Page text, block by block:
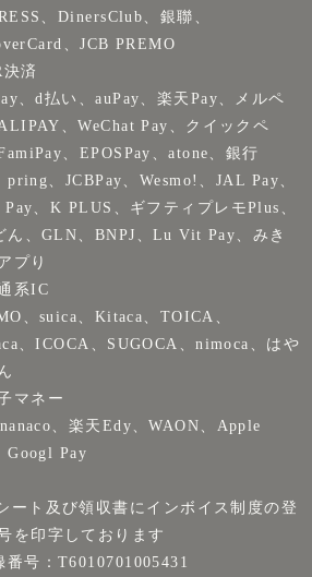
、DinersClub、銀聯、
、JCB PREMO
済
、d払い、auPay、楽天Pay、メルペ
、WeChat Pay、クイックペ
、EPOSPay、atone、銀行
pring、JCBPay、Wesmo!、JAL Pay、
、K PLUS、ギフティプレモPlus、
ん、GLN、BNPJ、Lu Vit Pay、みき
プり
系IC
、suica、Kitaca、TOICA、
、ICOCA、SUGOCA、nimoca、はや
マネー
、楽天Edy、WAON、Apple
Googl Pay
ート及び領収書にインボイス制度の登
を印字しております
番号：T6010701005431